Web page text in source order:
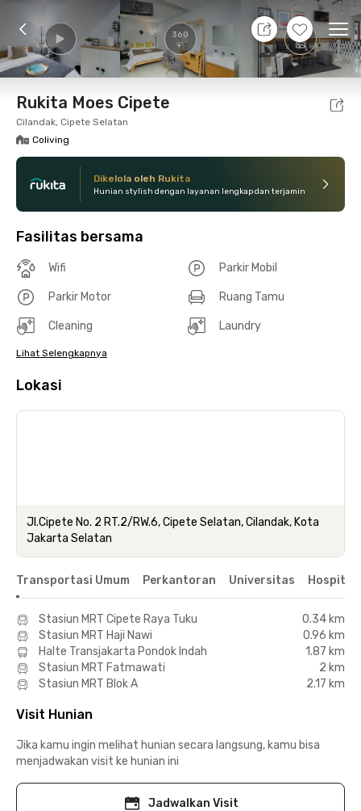
360 +8
9 Agt 26 - Belum tahu
Foto Fasilitas bersama Lokasi Kamar
Rukita Moes Cipete
Cilandak, Cipete Selatan
Coliving
Dikelola oleh Rukita
Hunian stylish dengan layanan lengkap dan terjamin
Fasilitas bersama
Wifi Parkir Mobil
Parkir Motor Ruang Tamu
Cleaning Laundry
Lihat Selengkapnya
Lokasi
Jl.Cipete No. 2 RT.2/RW.6, Cipete Selatan, Cilandak, Kota
Jakarta Selatan
Transportasi Umum Perkantoran Universitas Hospital
Stasiun MRT Cipete Raya Tuku
0.34 km
Stasiun MRT Haji Nawi
0.96 km
Halte Transjakarta Pondok Indah
1.87 km
Stasiun MRT Fatmawati
2 km
Stasiun MRT Blok A
2.17 km
Visit Hunian
Jika kamu ingin melihat hunian secara langsung, kamu bisa
menjadwakan visit ke hunian ini
Jadwalkan Visit